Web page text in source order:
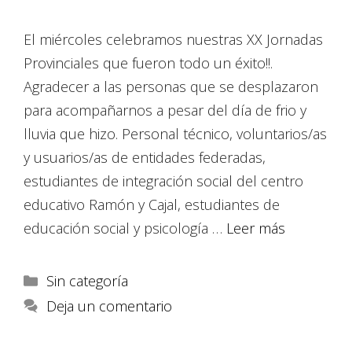
El miércoles celebramos nuestras XX Jornadas
Provinciales que fueron todo un éxito!!.
Agradecer a las personas que se desplazaron
para acompañarnos a pesar del día de frio y
lluvia que hizo. Personal técnico, voluntarios/as
y usuarios/as de entidades federadas,
estudiantes de integración social del centro
educativo Ramón y Cajal, estudiantes de
educación social y psicología … Leer más
Sin categoría
Deja un comentario